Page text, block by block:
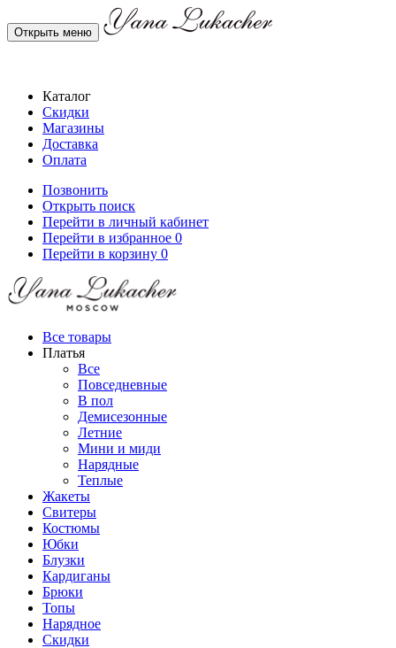
Открыть меню
Каталог
Скидки
Магазины
Доставка
Оплата
Позвонить
Открыть поиск
Перейти в личный кабинет
Перейти в избранное 0
Перейти в корзину 0
Все товары
Платья
Все
Повседневные
В пол
Демисезонные
Летние
Мини и миди
Нарядные
Теплые
Жакеты
Свитеры
Костюмы
Юбки
Блузки
Кардиганы
Брюки
Топы
Нарядное
Скидки